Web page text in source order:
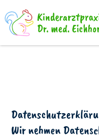
Wir nehmen